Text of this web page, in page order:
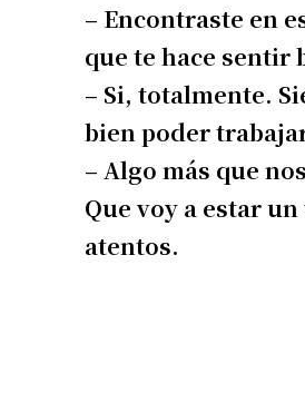
– Encontraste en
que te hace sentir
– Si, totalmente.
bien poder
– Algo más que
Que voy a estar
atentos.